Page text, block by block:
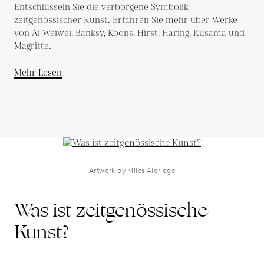
Entschlüsseln Sie die verborgene Symbolik
zeitgenössischer Kunst. Erfahren Sie mehr über Werke
von Ai Weiwei, Banksy, Koons, Hirst, Haring, Kusama und
Magritte.
Mehr Lesen
Artwork by Miles Aldridge
Was ist zeitgenössische
Kunst?